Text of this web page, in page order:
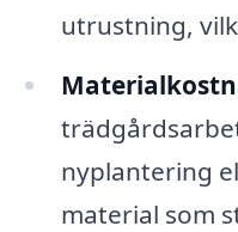
utrustning,
nyplantering
material som